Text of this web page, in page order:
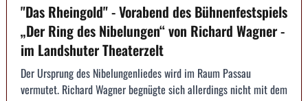
"Das Rheingold" - Vorabend des Bühnenfestspiels
„Der Ring des Nibelungen“ von Richard Wagner -
im Landshuter Theaterzelt
Der Ursprung des Nibelungenliedes wird im Raum Passau
vermutet. Richard Wagner begnügte sich allerdings nicht mit dem